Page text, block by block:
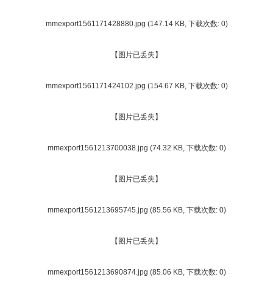
mmexport1561171428880.jpg (147.14 KB, 下载次数: 0)
【图片已丢失】
mmexport1561171424102.jpg (154.67 KB, 下载次数: 0)
【图片已丢失】
mmexport1561213700038.jpg (74.32 KB, 下载次数: 0)
【图片已丢失】
mmexport1561213695745.jpg (85.56 KB, 下载次数: 0)
【图片已丢失】
mmexport1561213690874.jpg (85.06 KB, 下载次数: 0)